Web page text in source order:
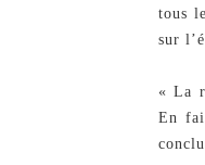
tous
sur
« La
En